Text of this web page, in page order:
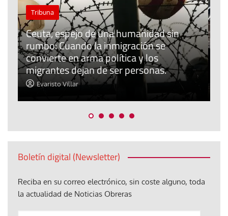
El cuidado de la creación Revista de Verano
El olor de la paz
Araceli Caballero
Boletín digital (Newsletter)
Reciba en su correo electrónico, sin coste alguno, toda
la actualidad de Noticias Obreras